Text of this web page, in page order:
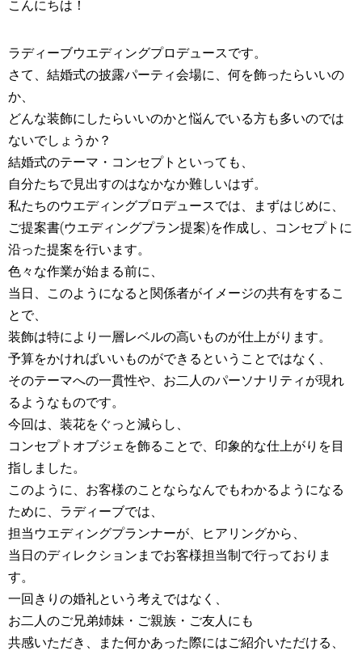
こんにちは！
ラディーブウエディングプロデュースです。
さて、 結婚式の披露パーティ会場に、何を飾ったらいいの
か、
どんな装飾にしたらいいのかと悩んでいる方も多いのでは
ないでしょうか？
結婚式のテーマ・コンセプトといっても、
自分たちで見出すのはなかなか難しいはず。
私たちのウエディングプロデュースでは、まずはじめに、
ご提案書(ウエディングプラン提案)を作成し、コンセプトに
沿った提案を行います。
色々な作業が始まる前に、
当日、このようになると関係者がイメージの共有をするこ
とで、
装飾は特により一層レベルの高いものが仕上がります。
予算をかければいいものができるということではなく、
そのテーマへの一貫性や、お二人のパーソナリティが現れ
るようなものです。
今回は、装花をぐっと減らし、
コンセプトオブジェを飾ることで、印象的な仕上がりを目
指しました。
このように、お客様のことならなんでもわかるようになる
ために、ラディーブでは、
担当 ウエディングプランナーが、ヒアリングから、
当日のディレクションまでお客様担当制で行っておりま
す。
一回きりの婚礼という考えではなく、
お二人のご兄弟姉妹・ご親族・ご友人にも
共感いただき、また何かあった際にはご紹介いただける、